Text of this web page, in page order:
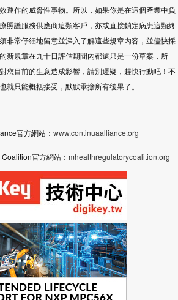
運作的威脅性事物。所以，如果你是在這個產業中負
照護服務供應商這類客戶，亦或直接鎖定病患這類終
非常仔細地留意並深入了解這些規章內容，並儘快採
新規章在九十日評估期間內都還只是一份草案，所
您目前的生意造成影響，請別遲疑，趕快行動吧！不
就只能概括接受，默默承擔所有後果了。
官方網站： www.continuaalliance.org
官方網站： mhealthregulatorycoalition.org